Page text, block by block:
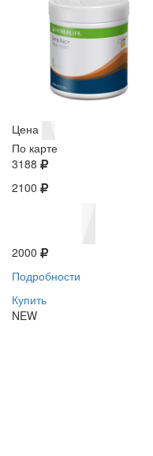
Цена
По карте
3188
2100
2000
Подробности
Купить
NEW